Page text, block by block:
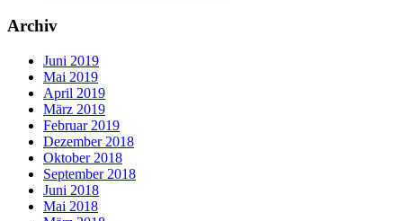
Archiv
Juni 2019
Mai 2019
April 2019
März 2019
Februar 2019
Dezember 2018
Oktober 2018
September 2018
Juni 2018
Mai 2018